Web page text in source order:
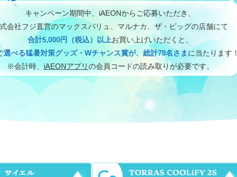
キャンペーン期間中、iAEONからご応募いただき、
会社フジ直営のマックスバリュ、 マルナカ、ザ・ビッグの店舗にて
合計5,000円（税込）以上お買い上げいただくと、
選べる猛暑対策グッズ・ Wチャンス賞が、総計78名さまに当たります！
※会計時、 iAEONアプリ の会員コードの読み取りが必要です。